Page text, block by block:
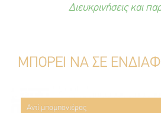
Διευκρινήσεις και
ΜΠΟΡΕΙ ΝΑ ΣΕ
Αντί μπομπονιέρας